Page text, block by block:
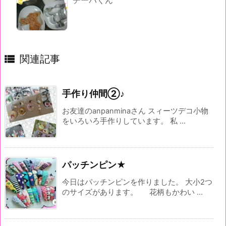
 関連記事
手作り仲間②♪
お友達のanpanminaさん スィーツデコ小物
をいろいろ手作りしています。 私 ...
パッチンピン★
今日はパッチンピンを作りました。 大小2つ
のサイズがあります。 花柄もかわい ...